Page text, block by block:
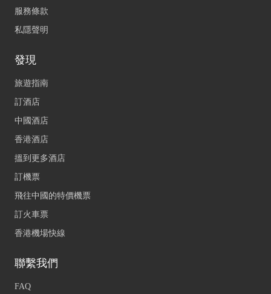
服務條款
私隱聲明
發現
旅遊指南
訂酒店
中國酒店
香港酒店
搵到更多酒店
訂機票
飛往中國的特價機票
訂火車票
香港機場快線
聯繫我們
FAQ